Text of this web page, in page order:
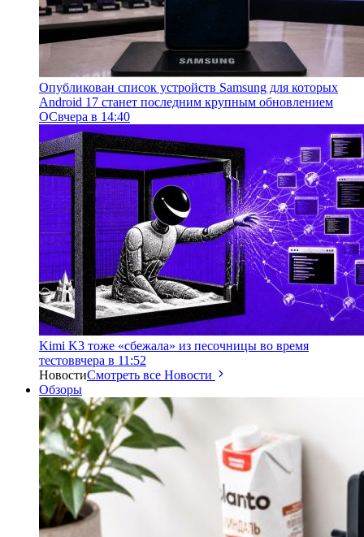
Опубликован список устройств Samsung для которых
Android 17 станет последним крупным обновлением
ОСвчера в 14:40
Kimi K3 тоже «сбежала» из песочницы во время
тестоввчера в 11:52
НовостиСмотреть все Новости
Обзоры